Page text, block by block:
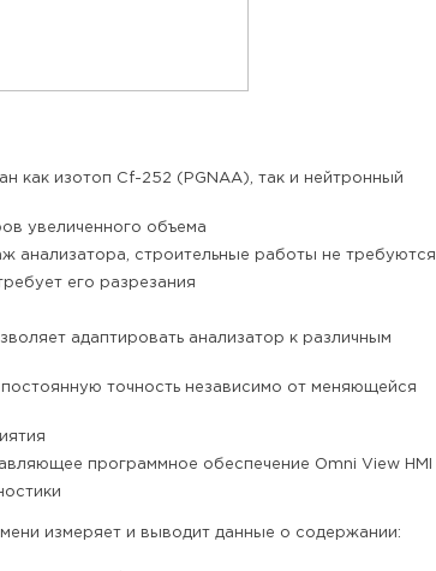
как изотоп Cf-252 (PGNAA), так и нейтронный
увеличенного объема
анализатора, строительные работы не требуются
его разрезания
адаптировать анализатор к различным
точность независимо от меняющейся
программное обеспечение Omni View HMI
измеряет и выводит данные о содержании: